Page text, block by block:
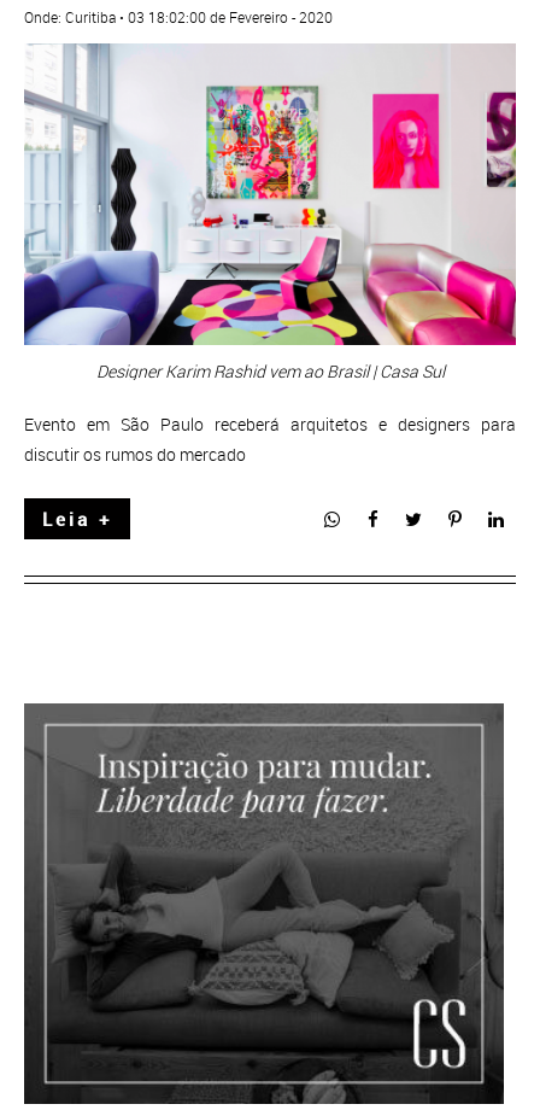
Onde: Curitiba • 03 18:02:00 de Fevereiro - 2020
Designer Karim Rashid vem ao Brasil | Casa Sul
Evento em São Paulo receberá arquitetos e designers para
discutir os rumos do mercado
Leia +